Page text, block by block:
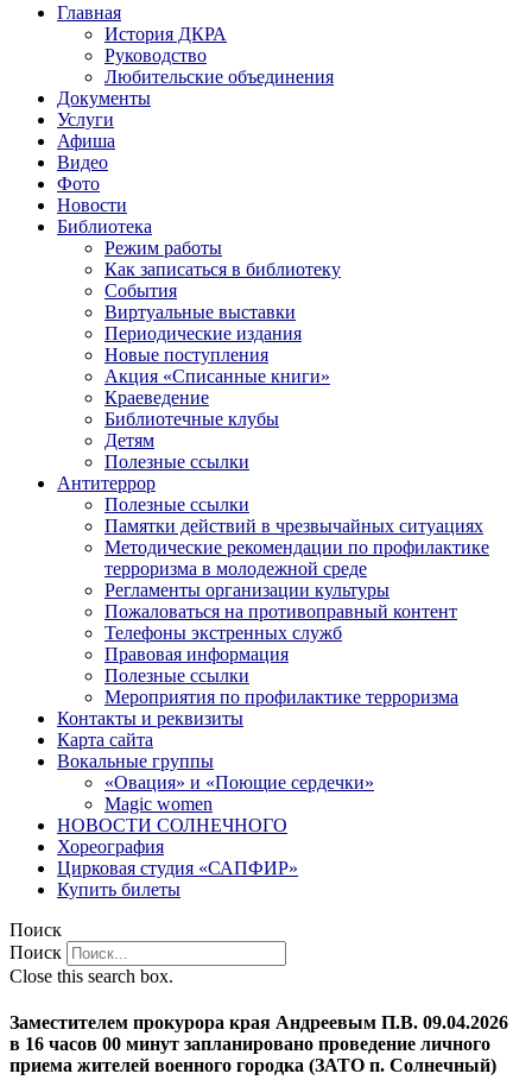
Главная
История ДКРА
Руководство
Любительские объединения
Документы
Услуги
Афиша
Видео
Фото
Новости
Библиотека
Режим работы
Как записаться в библиотеку
События
Виртуальные выставки
Периодические издания
Новые поступления
Акция «Списанные книги»
Краеведение
Библиотечные клубы
Детям
Полезные ссылки
Антитеррор
Полезные ссылки
Памятки действий в чрезвычайных ситуациях
Методические рекомендации по профилактике
терроризма в молодежной среде
Регламенты организации культуры
Пожаловаться на противоправный контент
Телефоны экстренных служб
Правовая информация
Полезные ссылки
Мероприятия по профилактике терроризма
Контакты и реквизиты
Карта сайта
Вокальные группы
«Овация» и «Поющие сердечки»
Magic women
НОВОСТИ СОЛНЕЧНОГО
Хореография
Цирковая студия «САПФИР»
Купить билеты
Поиск
Поиск
Close this search box.
Заместителем прокурора края Андреевым П.В. 09.04.2026
в 16 часов 00 минут запланировано проведение личного
приема жителей военного городка (ЗАТО п. Солнечный)